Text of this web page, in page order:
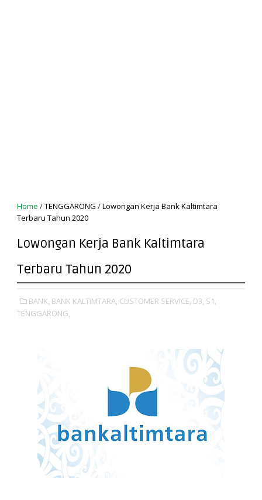
Home /TENGGARONG /Lowongan Kerja Bank Kaltimtara
Terbaru Tahun 2020
Lowongan Kerja Bank Kaltimtara
Terbaru Tahun 2020
BANK, BANK KALTIMTARA, CUSTOMER SERVICE, D3, S1,
TENGGARONG,